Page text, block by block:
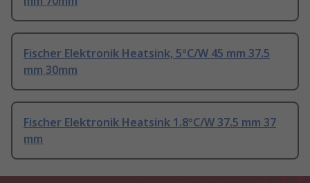
Fischer Elektronik Heatsink, 5°C/W 45 mm 37.5
mm 30mm
Fischer Elektronik Heatsink 1.8°C/W 37.5 mm 37
mm